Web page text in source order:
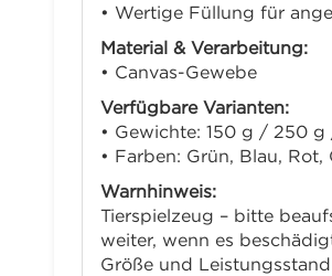
• Wertige Füllung für
Material & Verarbeitung:
• Canvas-Gewebe
Verfügbare Varianten:
• Gewichte: 150 g / 250
• Farben: Grün, Blau, Rot,
Warnhinweis:
Tierspielzeug – bitte
weiter, wenn es
Größe und